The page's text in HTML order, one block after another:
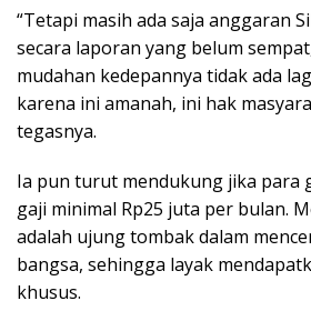
“Tetapi masih ada saja anggaran
secara laporan yang belum
mudahan kedepannya tidak ada
karena ini amanah, ini hak
tegasnya.
Ia pun turut mendukung jika para
gaji minimal Rp25 juta per bulan.
adalah ujung tombak dalam
bangsa, sehingga layak
khusus.